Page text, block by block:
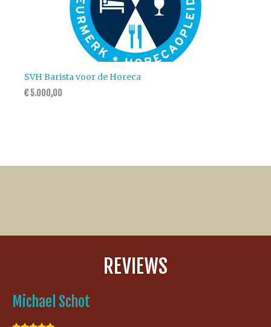
SVH Barista voor de Horeca
€5.000,00
REVIEWS
Michael Schot